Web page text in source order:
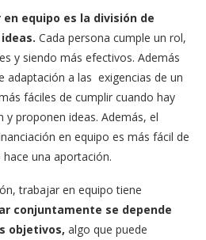
equipo es la división de
Cada persona cumple un rol,
y siendo más efectivos. Además
adaptación a las exigencias de un
fáciles de cumplir cuando hay
y proponen ideas. Además, el
en equipo es más fácil de
una aportación.
trabajar en equipo tiene
conjuntamente se depende
objetivos, algo que puede